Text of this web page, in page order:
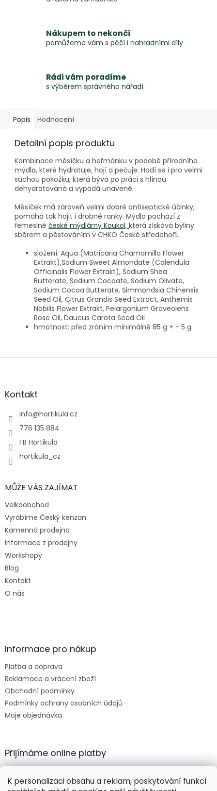
K personalizaci obsahu a reklam, poskytování funkcí
Nákupem to nekončí
pomůžeme vám s péčí i nahradními díly
Rádi vám poradíme
s výběrem správného nářadí
Popis Hodnocení
Detailní popis produktu
Kombinace měsíčku a heřmánku v podobě přírodního
mýdla, které hydratuje, hojí a pečuje. Hodí se i pro velmi
suchou pokožku, která bývá po práci s hlínou
dehydratovaná a vypadá unaveně.
Měsíček má zároveň velmi dobré antiseptické účinky,
pomáhá tak hojit i drobné ranky. Mýdlo pochází z
řemeslné české mýdlárny Koukol, která získává byliny
sběrem a pěstováním v CHKO České středohoří.
složení: Aqua (Matricaria Chamomilla Flower
Extrakt),Sodium Sweet Almondate (Calendula
Officinalis Flower Extrakt), Sodium Shea
Butterate, Sodium Cocoate, Sodium Olivate,
Sodium Cocoa Butterate, Simmondsia Chinensis
Seed Oil, Citrus Grandis Seed Extract, Anthemis
Nobilis Flower Extrakt, Pelargonium Graveolens
Rose Oil, Daucus Carota Seed Oil
hmotnost: před zráním minimálně 85 g + - 5 g
Z
aKontakt
info@hortikula.cz
776 135 884
FB Hortikula
hortikula_cz
MŮŽE VÁS ZAJÍMAT
Velkoobchod
Vyrábíme Český kenzan
Kamenná prodejna
Informace z prodejny
Workshopy
Blog
Kontakt
O nás
Informace pro nákup
Platba a doprava
Reklamace a vrácení zboží
Obchodní podmínky
Podmínky ochrany osobních údajů
Moje objednávka
Přijímáme online platby